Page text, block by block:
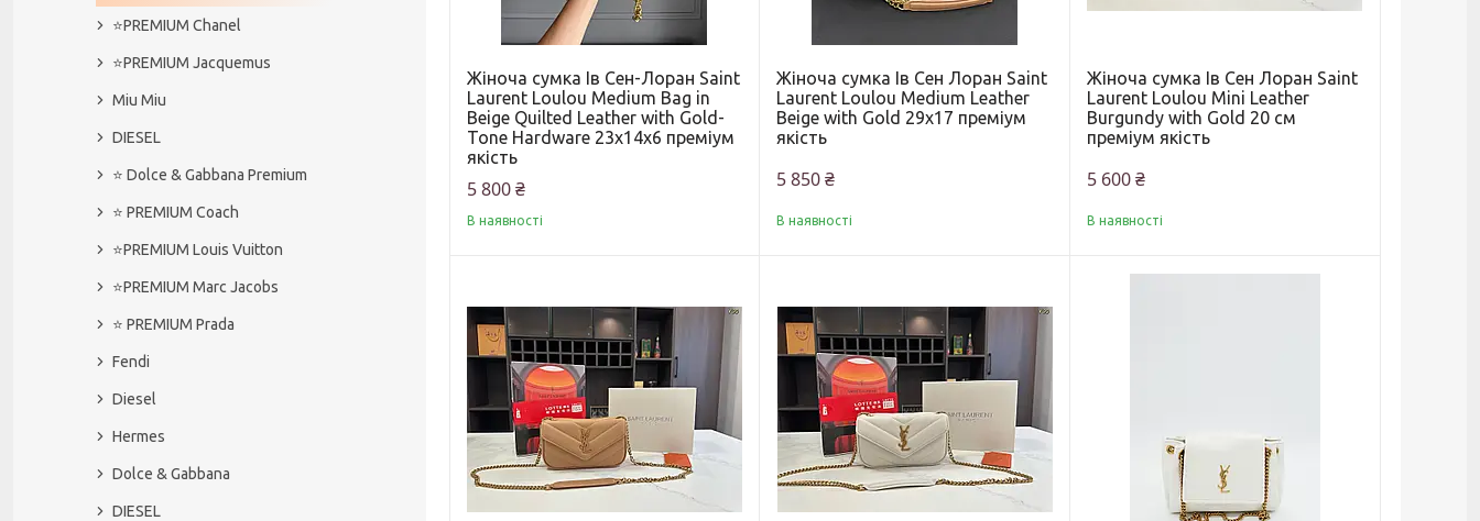
Жіноча сумка Ів Сен-Лоран Saint
Laurent Loulou Medium Bag in
Beige Quilted Leather with Gold-
Tone Hardware 23х14х6 преміум
якість
5 800 ₴
В наявності
Жіноча сумка Ів Сен Лоран Saint
Laurent Loulou Medium Leather
Beige with Gold 29x17 преміум
якість
5 850 ₴
В наявності
Жіноча сумка Ів Сен Лоран Saint
Laurent Loulou Mini Leather
Burgundy with Gold 20 см
преміум якість
5 600 ₴
В наявності
⭐️PREMIUM Chanel
⭐️PREMIUM Jacquemus
Miu Miu
DIESEL
⭐️ Dolce & Gabbana Premium
⭐️ PREMIUM Coach
⭐️PREMIUM Louis Vuitton
⭐️PREMIUM Marc Jacobs
⭐️ PREMIUM Prada
Fendi
Diesel
Hermes
Dolce & Gabbana
DIESEL